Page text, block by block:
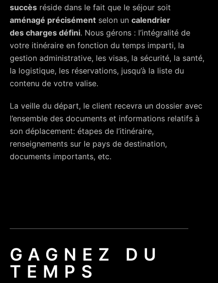
succès réside dans le fait que le séjour soit
aménagé précisément selon un calendrier
des charges défini. Nous gérons : l’intégralité de
votre itinéraire en fonction du temps imparti, la
gestion administrative, les visas, la sécurité, la santé,
la logistique, les réservations, jusqu’à la liste du
contenu de votre valise.
La veille du départ, le client recevra un dossier avec
l’ensemble des documents et informations relatifs à
son déplacement: étapes de l’itinéraire,
renseignements sur le pays de destination,
documents importants, etc.
GAGNEZ DU
TEMPS